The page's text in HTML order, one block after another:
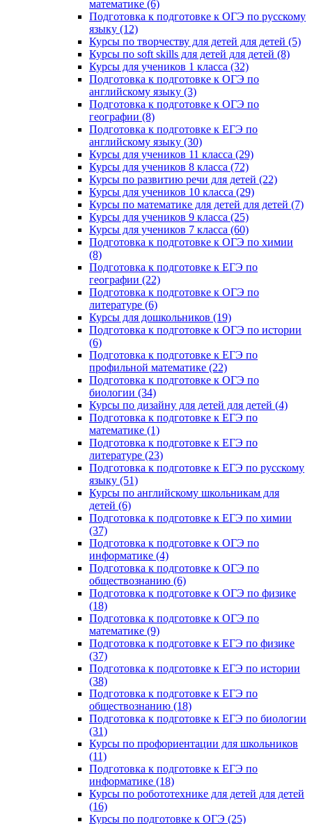
математике (6)
Подготовка к подготовке к ОГЭ по русскому
языку (12)
Курсы по творчеству для детей для детей (5)
Курсы по soft skills для детей для детей (8)
Курсы для учеников 1 класса (32)
Подготовка к подготовке к ОГЭ по
английскому языку (3)
Подготовка к подготовке к ОГЭ по
географии (8)
Подготовка к подготовке к ЕГЭ по
английскому языку (30)
Курсы для учеников 11 класса (29)
Курсы для учеников 8 класса (72)
Курсы по развитию речи для детей (22)
Курсы для учеников 10 класса (29)
Курсы по математике для детей для детей (7)
Курсы для учеников 9 класса (25)
Курсы для учеников 7 класса (60)
Подготовка к подготовке к ОГЭ по химии
(8)
Подготовка к подготовке к ЕГЭ по
географии (22)
Подготовка к подготовке к ОГЭ по
литературе (6)
Курсы для дошкольников (19)
Подготовка к подготовке к ОГЭ по истории
(6)
Подготовка к подготовке к ЕГЭ по
профильной математике (22)
Подготовка к подготовке к ОГЭ по
биологии (34)
Курсы по дизайну для детей для детей (4)
Подготовка к подготовке к ЕГЭ по
математике (1)
Подготовка к подготовке к ЕГЭ по
литературе (23)
Подготовка к подготовке к ЕГЭ по русскому
языку (51)
Курсы по английскому школьникам для
детей (6)
Подготовка к подготовке к ЕГЭ по химии
(37)
Подготовка к подготовке к ОГЭ по
информатике (4)
Подготовка к подготовке к ОГЭ по
обществознанию (6)
Подготовка к подготовке к ОГЭ по физике
(18)
Подготовка к подготовке к ОГЭ по
математике (9)
Подготовка к подготовке к ЕГЭ по физике
(37)
Подготовка к подготовке к ЕГЭ по истории
(38)
Подготовка к подготовке к ЕГЭ по
обществознанию (18)
Подготовка к подготовке к ЕГЭ по биологии
(31)
Курсы по профориентации для школьников
(11)
Подготовка к подготовке к ЕГЭ по
информатике (18)
Курсы по робототехнике для детей для детей
(16)
Курсы по подготовке к ОГЭ (25)